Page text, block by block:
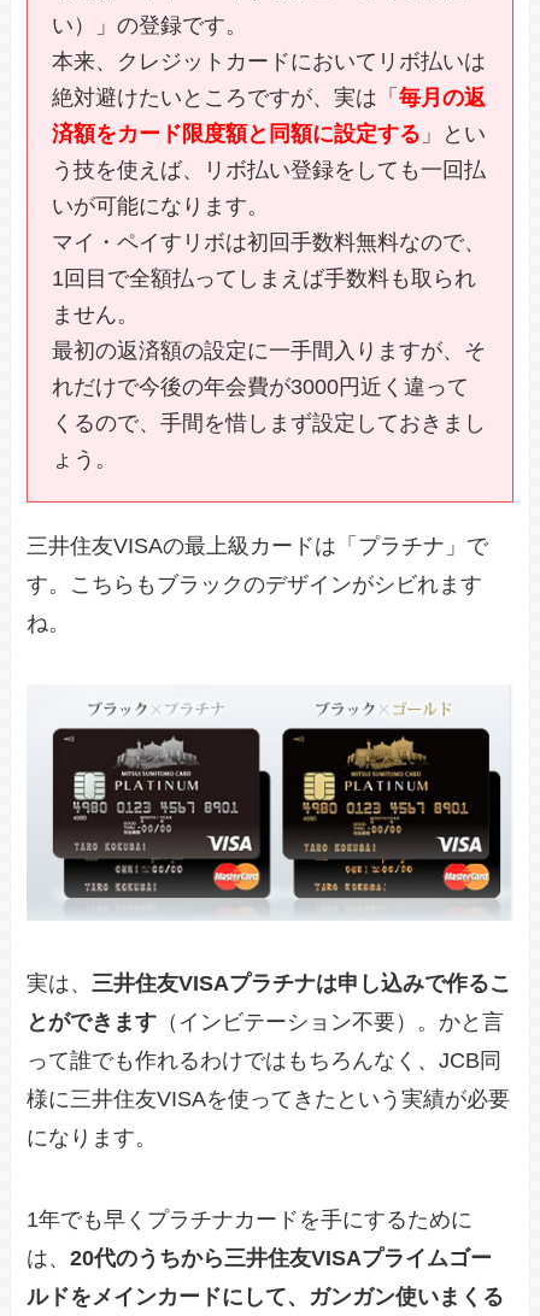
い）」の登録です。
本来、クレジットカードにおいてリボ払いは
絶対避けたいところですが、実は「毎月の返
済額をカード限度額と同額に設定する 」とい
う技を使えば、リボ払い登録をしても一回払
いが可能になります。
マイ・ペイすリボは初回手数料無料なので、
1回目で全額払ってしまえば手数料も取られ
ません。
最初の返済額の設定に一手間入りますが、そ
れだけで今後の年会費が3000円近く違って
くるので、手間を惜しまず設定しておきまし
ょう。
三井住友VISAの最上級カードは「プラチナ」で
す。こちらもブラックのデザインがシビれます
ね。
実は、三井住友VISAプラチナは申し込みで作るこ
とができます （インビテーション不要）。かと言
って誰でも作れるわけではもちろんなく、JCB同
様に三井住友VISAを使ってきたという実績が必要
になります。
1年でも早くプラチナカードを手にするために
は、20代のうちから三井住友VISAプライムゴー
ルドをメインカードにして、ガンガン使いまくる